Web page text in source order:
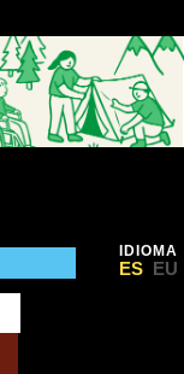
IDIOMA
ES EU